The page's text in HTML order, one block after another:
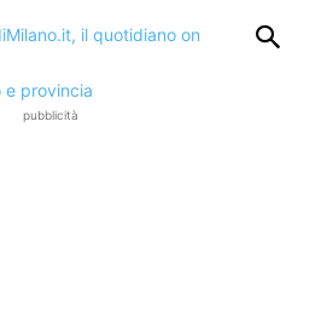
pubblicità